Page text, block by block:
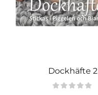
Dockhäfte 2